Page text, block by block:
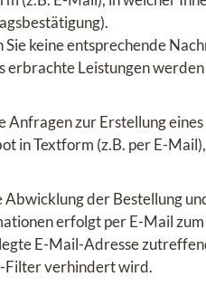
Sie keine entsprechende
erbrachte Leistungen
Anfragen zur Erstellung
in Textform (z.B. per E-
Abwicklung der Bestellung
erfolgt per E-Mail zum
E-Mail-Adresse
Filter verhindert wird.